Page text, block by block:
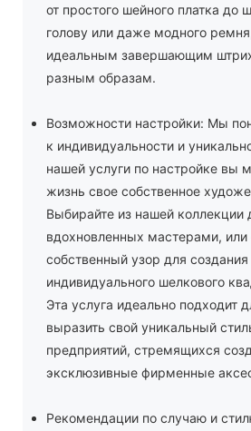
от простого шейного платка до
голову или даже модного
идеальным завершающим
разным образам.
Возможности настройки: Мы
к индивидуальности и
нашей услуги по настройке вы
жизнь свое собственное
Выбирайте из нашей коллекции
вдохновленных мастерами, или
собственный узор для
индивидуального шелкового
Эта услуга идеально подходит
выразить свой уникальный
предприятий, стремящихся
эксклюзивные фирменные
Рекомендации по случаю и